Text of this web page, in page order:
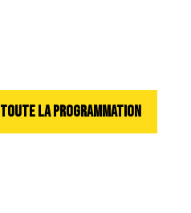
TOUTE LA PROGRAMMATION